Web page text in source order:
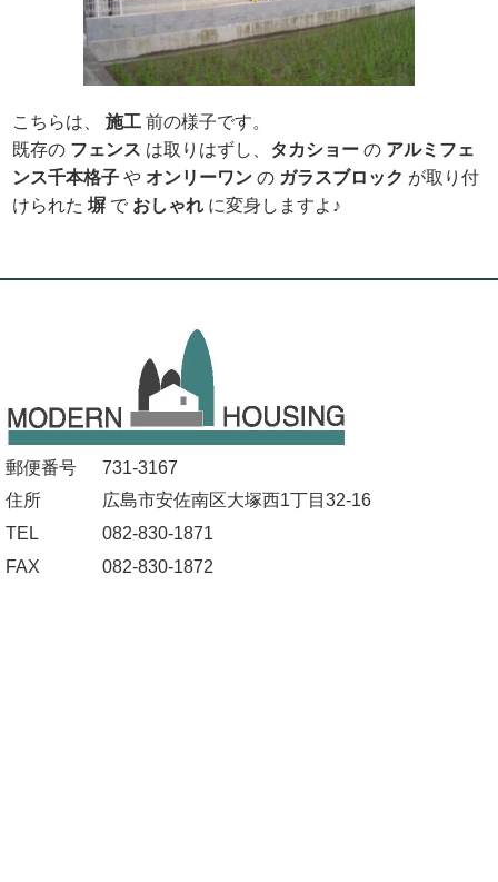
こちらは、施工前の様子です。
既存の フェンス は取りはずし、 タカショーの アルミフェ
ンス千本格子 や オンリーワンの ガラスブロック が取り付
けられた 塀 で おしゃれ に変身しますよ♪
郵便番号
731-3167
住所
広島市安佐南区大塚西1丁目32-16
TEL
082-830-1871
FAX
082-830-1872